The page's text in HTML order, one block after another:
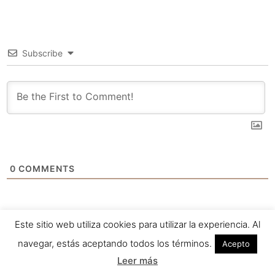
Subscribe
0 COMMENTS
Este sitio web utiliza cookies para utilizar la experiencia. Al
navegar, estás aceptando todos los términos.
Acepto
Leer más